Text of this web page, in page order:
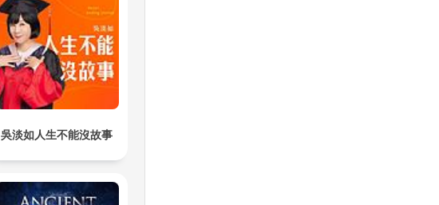
吳淡如人生不能沒故事